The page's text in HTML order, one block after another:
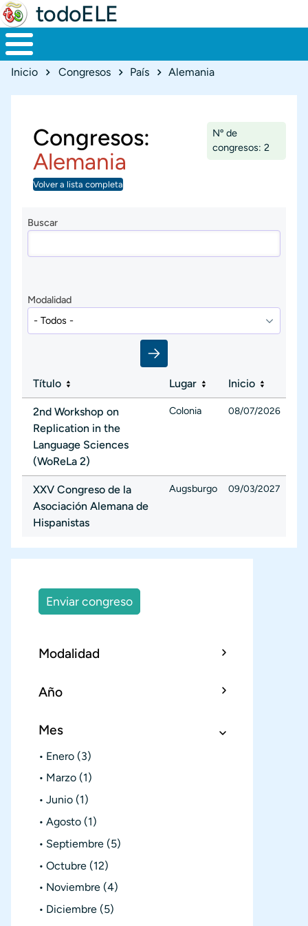
todoELE
Ruta de navegación
Inicio Congresos País Alemania
Congresos:
Alemania
Nº de
congresos: 2
Volver a lista completa
Buscar
Modalidad
Título Lugar Inicio
2nd Workshop on
Replication in the
Language Sciences
(WoReLa 2)
Colonia 08/07/2026
XXV Congreso de la
Asociación Alemana de
Hispanistas
Augsburgo 09/03/2027
Enviar congreso
Modalidad
Año
Mes
Enero (3)
Marzo (1)
Junio (1)
Agosto (1)
Septiembre (5)
Octubre (12)
Noviembre (4)
Diciembre (5)